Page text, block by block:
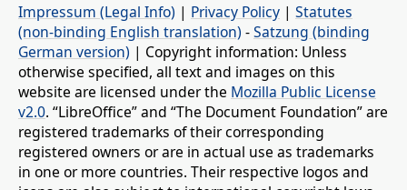
Impressum (Legal Info) | Privacy Policy | Statutes
(non-binding English translation) -Satzung (binding
German version) | Copyright information: Unless
otherwise specified, all text and images on this
website are licensed under the Mozilla Public License
v2.0. “LibreOffice” and “The Document Foundation” are
registered trademarks of their corresponding
registered owners or are in actual use as trademarks
in one or more countries. Their respective logos and